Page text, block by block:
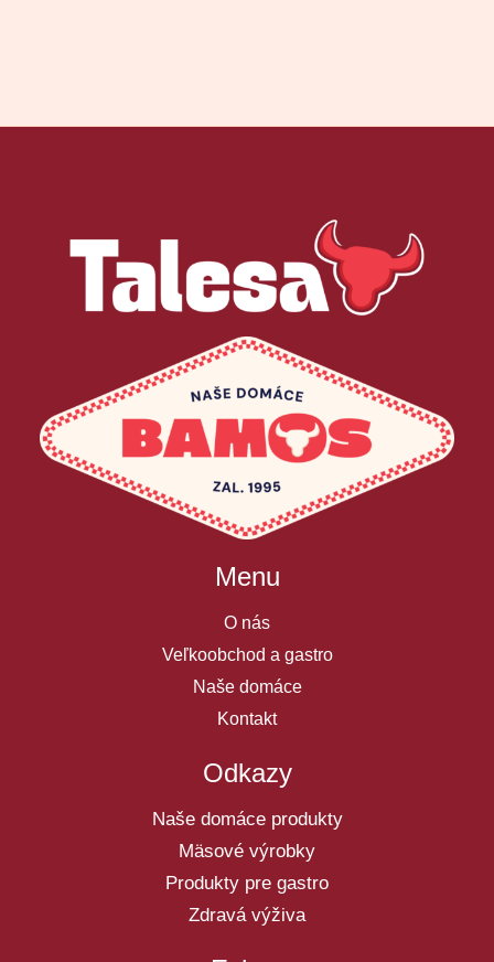
Menu
O nás
Veľkoobchod a gastro
Naše domáce
Kontakt
Odkazy
Naše domáce produkty
Mäsové výrobky
Produkty pre gastro
Zdravá výživa